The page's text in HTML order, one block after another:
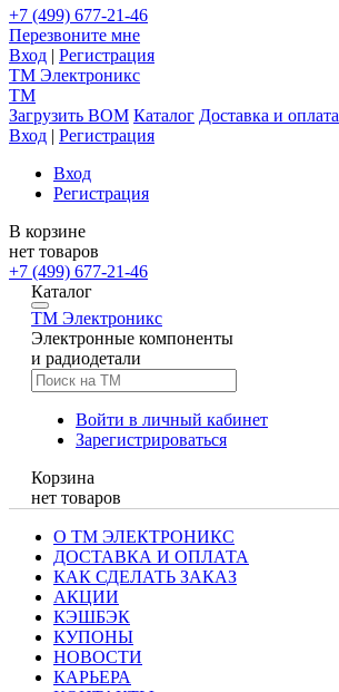
+7 (499) 677-21-46
Перезвоните мне
Вход | Регистрация
TM Электроникс
TM
Загрузить BOM Каталог Доставка и оплата
Вход | Регистрация
Вход
Регистрация
В корзине
нет товаров
+7 (499) 677-21-46
Каталог
TM Электроникс
Электронные компоненты
и радиодетали
Войти в личный кабинет
Зарегистрироваться
Корзина
нет товаров
О ТМ ЭЛЕКТРОНИКС
ДОСТАВКА И ОПЛАТА
КАК СДЕЛАТЬ ЗАКАЗ
АКЦИИ
КЭШБЭК
КУПОНЫ
НОВОСТИ
КАРЬЕРА